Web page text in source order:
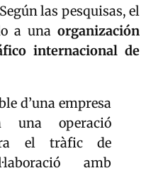
las pesquisas, el
a una organización
internacional de
d’una empresa
una operació
el tràfic de
amb